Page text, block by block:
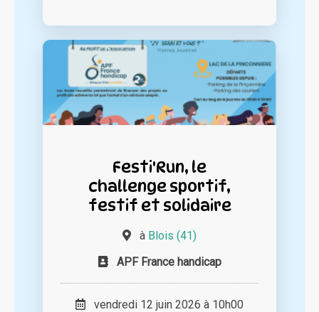
Festi'Run, le
challenge sportif,
festif et solidaire
à Blois (41)
APF France handicap
vendredi 12 juin 2026 à 10h00